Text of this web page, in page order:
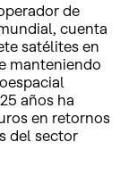
de
cuenta
satélites en
manteniendo
años ha
en retornos
del sector